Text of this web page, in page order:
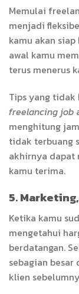
Memulai
menjadi
kamu akan
awal kamu
terus menerus
Tips yang
freelancing job
menghitung
tidak terbuang
akhirnya dapat
kamu terima.
5.
Ketika kamu
mengetahui
berdatangan.
sebagian
klien